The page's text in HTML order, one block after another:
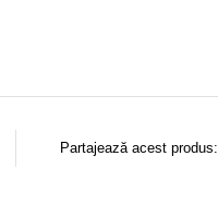
Partajează acest produs: